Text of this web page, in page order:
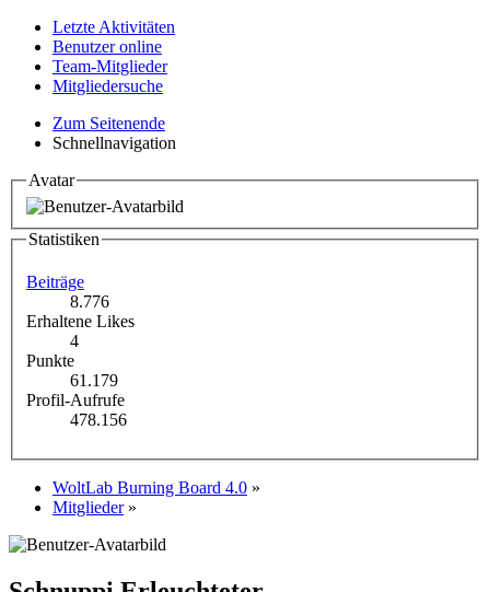
Letzte Aktivitäten
Benutzer online
Team-Mitglieder
Mitgliedersuche
Zum Seitenende
Schnellnavigation
Avatar
Statistiken
Beiträge
8.776
Erhaltene Likes
4
Punkte
61.179
Profil-Aufrufe
478.156
WoltLab Burning Board 4.0 »
Mitglieder »